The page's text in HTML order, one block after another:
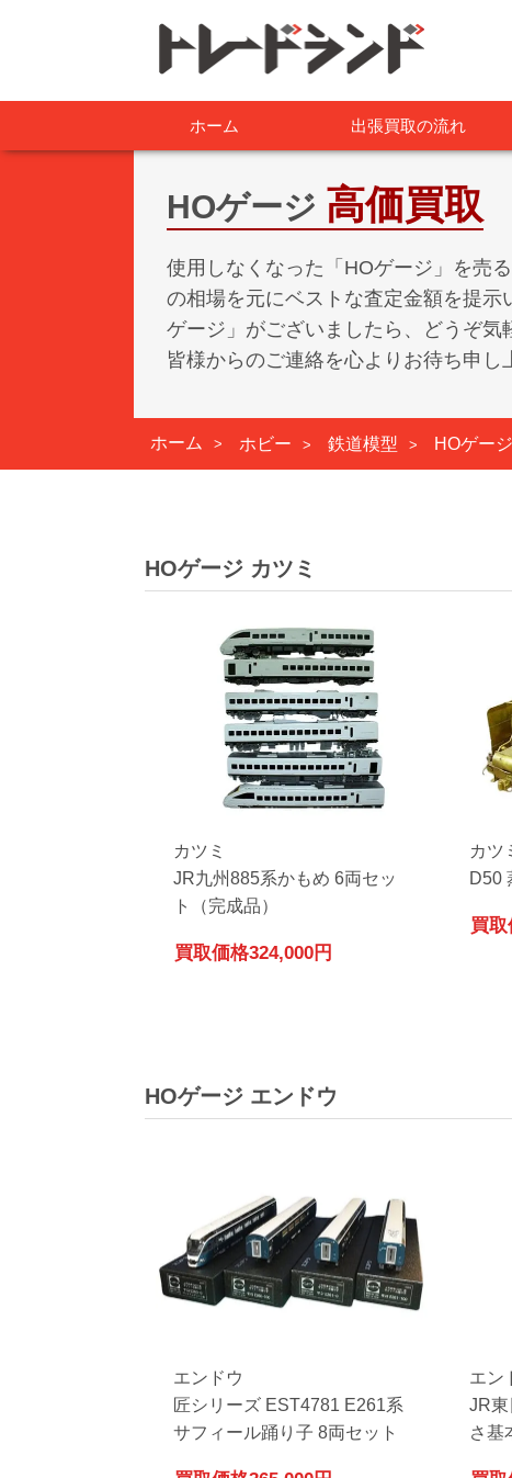
ホーム 出張買取の流れ
HOゲージ 高価買取
使用しなくなった「HOゲージ」を売
の相場を元にベストな査定金額を提
ゲージ」がございましたら、どうぞ気
皆様からのご連絡を心よりお待ち申し
ホーム ホビー 鉄道模型 HOゲージ
HOゲージ カツミ
カツミ
JR九州885系かもめ 6両セッ
ト（完成品）
買取価格324,000円
カツ
D50
買
HOゲージ エンドウ
エンドウ
匠シリーズ EST4781 E261系
サフィール踊り子 8両セット
エン
JR
さ基